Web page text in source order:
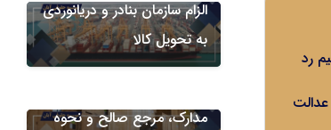
رد
الزام سازمان بنادر و دریانوردی
به تحویل کالا
دسته‌بندی نشده دعاوی گمرکی
مطالبه خسارت از گمرک بابت
مدارک، مرجع صالح و نحوه